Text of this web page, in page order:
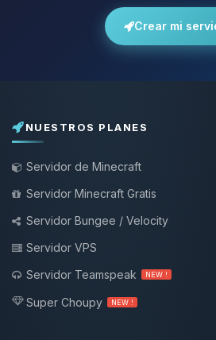
Crear mi
NUESTROS PLANES
Servidor de Minecraft
Servidor Minecraft Gratis
Servidor Bungee / Velocity
Servidor VPS
Servidor Teamspeak
NEW !
Super Choupy NEW !